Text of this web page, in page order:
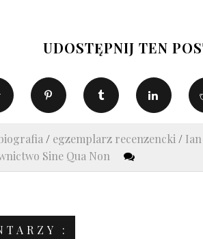
UDOSTĘPNIJ TEN
/ egzemplarz recenzencki /
Sine Qua Non
: